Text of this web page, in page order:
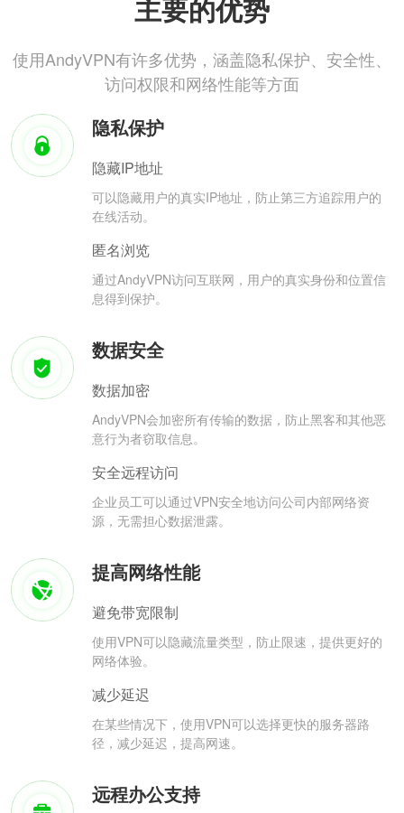
主要的优势
使用AndyVPN有许多优势，涵盖隐私保护、安全性、
访问权限和网络性能等方面
隐私保护
隐藏IP地址
可以隐藏用户的真实IP地址，防止第三方追踪用户的
在线活动。
匿名浏览
通过AndyVPN访问互联网，用户的真实身份和位置信
息得到保护。
数据安全
数据加密
AndyVPN会加密所有传输的数据，防止黑客和其他恶
意行为者窃取信息。
安全远程访问
企业员工可以通过VPN安全地访问公司内部网络资
源，无需担心数据泄露。
提高网络性能
避免带宽限制
使用VPN可以隐藏流量类型，防止限速，提供更好的
网络体验。
减少延迟
在某些情况下，使用VPN可以选择更快的服务器路
径，减少延迟，提高网速。
远程办公支持